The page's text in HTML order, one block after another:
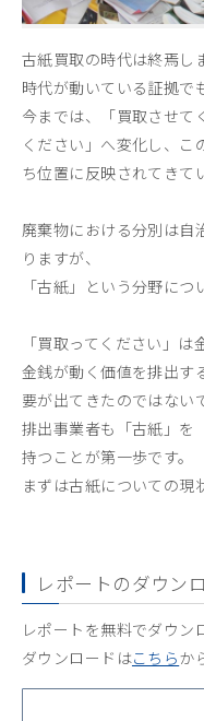
古紙買取の時代は終焉し
時代が動いている証拠で
今までは、「買取させて
ください」へ変化し、こ
ち位置に反映されてきて
廃棄物における分別は自
りますが、
「古紙」という分野につ
「買取ってください」は
金銭が動く価値を排出す
要が出てきたのではない
排出事業者も「古紙」を
持つことが第一歩です。
まずは古紙についての現
レポートのダウン
レポートを無料でダウン
ダウンロードはこちらか